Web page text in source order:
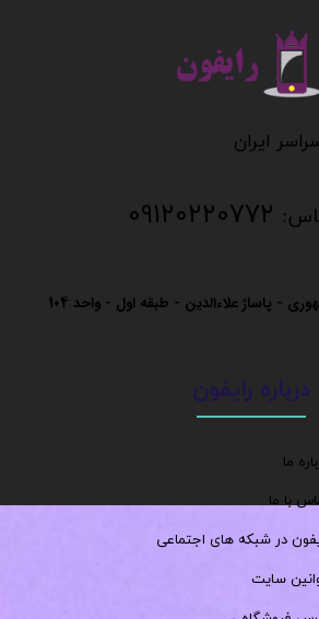
ایران
09120220772
- پاساژ علاءالدین - طبقه اول - واحد 104
درباره رایفون
ما
با ما
در شبکه های اجتماعی
سایت